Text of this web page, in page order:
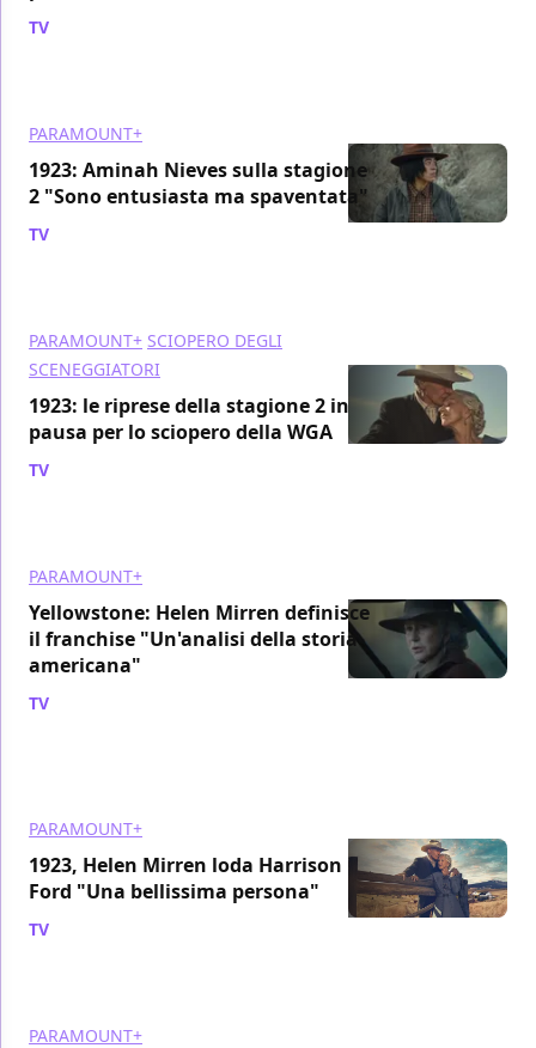
TV
PARAMOUNT+
1923: Aminah Nieves sulla stagione
2 "Sono entusiasta ma spaventata"
TV
PARAMOUNT+ SCIOPERO DEGLI
SCENEGGIATORI
1923: le riprese della stagione 2 in
pausa per lo sciopero della WGA
TV
PARAMOUNT+
Yellowstone: Helen Mirren definisce
il franchise "Un'analisi della storia
americana"
TV
PARAMOUNT+
1923, Helen Mirren loda Harrison
Ford "Una bellissima persona"
TV
PARAMOUNT+